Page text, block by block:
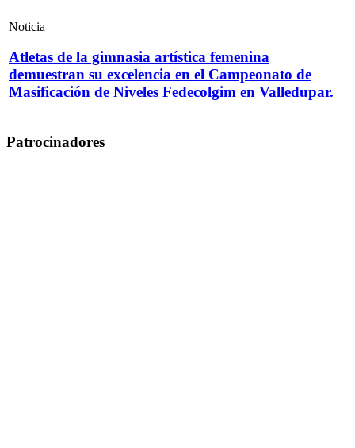
Noticia
Atletas de la gimnasia artística femenina
demuestran su excelencia en el Campeonato de
Masificación de Niveles Fedecolgim en Valledupar.
Patrocinadores